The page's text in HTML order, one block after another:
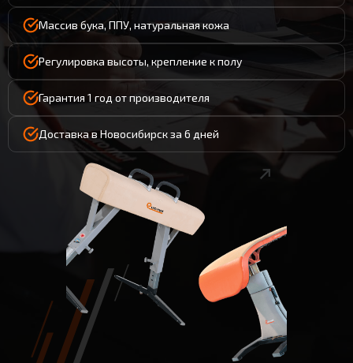
Массив бука, ППУ, натуральная кожа
Регулировка высоты, крепление к полу
Гарантия 1 год от производителя
Доставка в Новосибирск за 6 дней